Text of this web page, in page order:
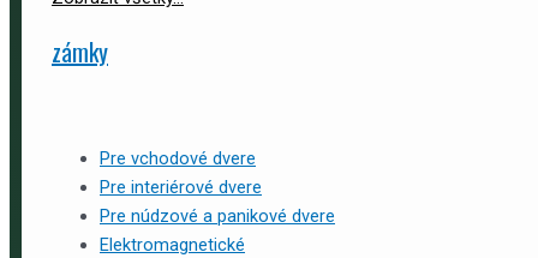
zámky
Pre vchodové dvere
Pre interiérové dvere
Pre núdzové a panikové dvere
Elektromagnetické